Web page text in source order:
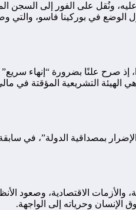
ونُقل على الفور إلى السجن
الوضع في بوركينا فاسو، والتي
علنًا بضرورة “إنهاء سريع”
التشريعية المؤقتة في
فيها انجيم للسجن بسبب آرائه؛ ففي ديسمبر 2021، حُكم عليه بالسجن لمدة
الاقتصادية، وصعود
الإنسان وحرياته إلى الواجهة.